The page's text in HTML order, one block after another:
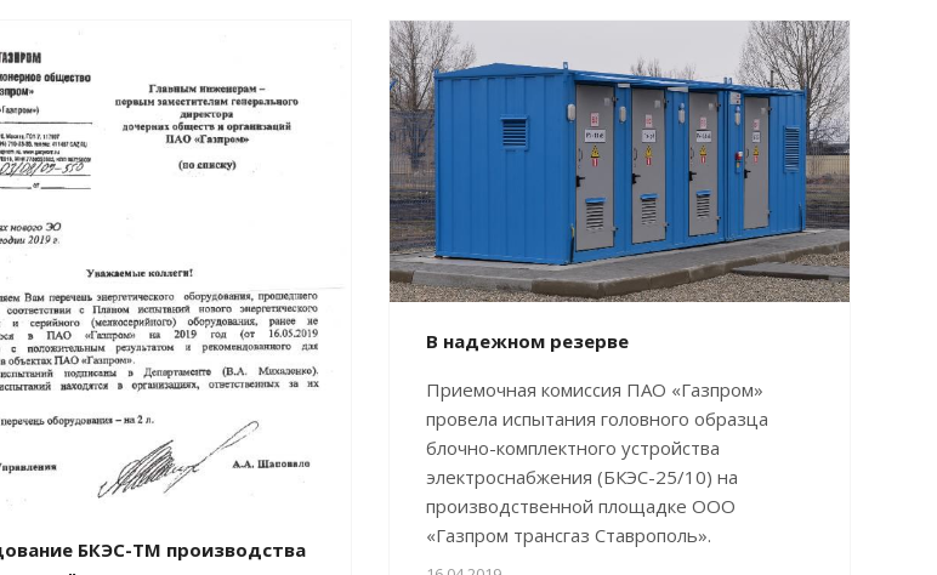
БКЭС-ТМ производства
В надежном резерве
Приемочная комиссия ПАО «Газпром»
провела испытания головного образца
блочно-комплектного устройства
электроснабжения (БКЭС-25/10) на
производственной площадке ООО
«Газпром трансгаз Ставрополь».